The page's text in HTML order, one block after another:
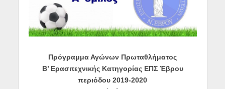
Πρόγραμμα Αγώνων Πρωταθλήματος
Β’ Ερασιτεχνικής Κατηγορίας ΕΠΣ Έβρου
περιόδου 2019-2020